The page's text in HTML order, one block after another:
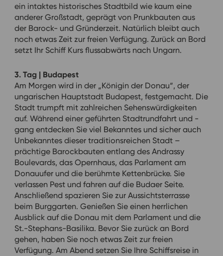
ein intaktes historisches Stadtbild wie kaum eine
anderer Großstadt, geprägt von Prunkbauten aus
der Barock- und Gründerzeit. Natürlich bleibt auch
noch etwas Zeit zur freien Verfügung. Zurück an Bord
setzt Ihr Schiff Kurs flussabwärts nach Ungarn.
3. Tag | Budapest
Am Morgen wird in der „Königin der Donau“, der
ungarischen Hauptstadt Budapest, festgemacht. Die
Stadt trumpft mit zahlreichen Sehenswürdigkeiten
auf. Während einer geführten Stadtrundfahrt und -
gang entdecken Sie viel Bekanntes und sicher auch
Unbekanntes dieser traditionsreichen Stadt –
prächtige Barockbauten entlang des Andrassy
Boulevards, das Opernhaus, das Parlament am
Donauufer und die berühmte Kettenbrücke. Sie
verlassen Pest und fahren auf die Budaer Seite.
Anschließend spazieren Sie zur Aussichtsterrasse
beim Burggarten. Genießen Sie einen herrlichen
Ausblick auf die Donau mit dem Parlament und die
St.-Stephans-Basilika. Bevor Sie zurück an Bord
gehen, haben Sie noch etwas Zeit zur freien
Verfügung. Am Abend setzen Sie Ihre Schiffsreise in